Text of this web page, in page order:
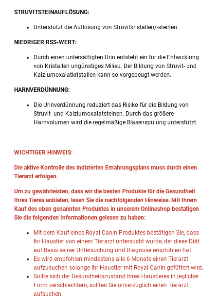
STRUVITSTEINAUFLÖSUNG:
Unterstützt die Auflösung von Struvitkristallen/-steinen.
NIEDRIGER RSS-WERT:
Durch einen untersättigten Urin entsteht ein für die Entwicklung
von Kristallen ungünstiges Milieu. Der Bildung von Struvit- und
Kalziumoxalatkristallen kann so vorgebeugt werden.
HARNVERDÜNNUNG:
Die Urinverdünnung reduziert das Risiko für die Bildung von
Struvit- und Kalziumoxalatsteinen. Durch das größere
Harnvolumen wird die regelmäßige Blasenspülung unterstützt.
WICHTIGER HINWEIS:
Die aktive Kontrolle des indizierten Ernährungsplans muss durch einen
Tierarzt erfolgen.
Um zu gewährleisten, dass wir die besten Produkte für die Gesundheit
Ihres Tieres anbieten, lesen Sie die nachfolgenden Hinweise. Mit Ihrem
Kauf des oben genannten Produktes in unserem Onlineshop bestätigen
Sie die folgenden Informationen gelesen zu haben:
Mit dem Kauf eines Royal Canin Produktes bestätigen Sie, dass
Ihr Haustier von einem Tierarzt untersucht wurde, der diese Diät
auf Basis seiner Untersuchung und Diagnose empfohlen hat.
Es wird empfohlen mindestens alle 6 Monate einen Tierarzt
aufzusuchen solange Ihr Haustier mit Royal Canin gefüttert wird.
Sollte sich der Gesundheitszustand Ihres Haustieres in jeglicher
Form verschlechtern, sollten Sie unverzüglich einen Tierarzt
aufsuchen.